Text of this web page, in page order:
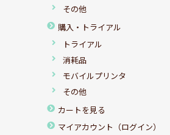
その他
購入・トライアル
トライアル
消耗品
モバイルプリンタ
その他
カートを見る
マイアカウント（ログイン）